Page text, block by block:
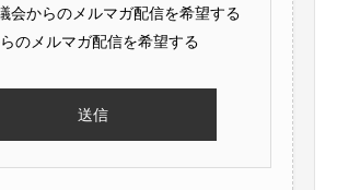
会からのメルマガ配信を希望する
のメルマガ配信を希望する